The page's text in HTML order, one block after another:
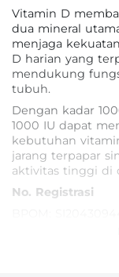
Vitamin D
dua mineral
menjaga
D harian yang
mendukung
tubuh.
Dengan kadar
1000 IU dapat
kebutuhan
jarang terpapar
aktivitas tinggi di
No. Registrasi